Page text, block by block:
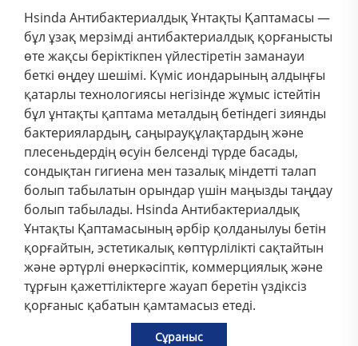
Hsinda Антибактериалдық Ұнтақты Қаптамасы —
бұл ұзақ мерзімді антибактериалдық қорғанысты
өте жақсы беріктікпен үйлестіретін заманауи
беткі өңдеу шешімі. Күміс иондарының алдыңғы
қатарлы технологиясы негізінде жұмыс істейтін
бұл ұнтақты қаптама металдың бетіндегі зиянды
бактериялардың, саңырауқұлақтардың және
плесеньдердің өсуін белсенді түрде басады,
сондықтан гигиена мен тазалық міндетті талап
болып табылатын орындар үшін маңызды таңдау
болып табылады. Hsinda Антибактериалдық
Ұнтақты Қаптамасының әрбір қолданылуы бетін
қорғайтын, эстетикалық көптүрлілікті сақтайтын
және әртүрлі өнеркәсіптік, коммерциялық және
тұрғын қажеттіліктерге жауап беретін үздіксіз
қорғаныс қабатын қамтамасыз етеді.
Сұраныс